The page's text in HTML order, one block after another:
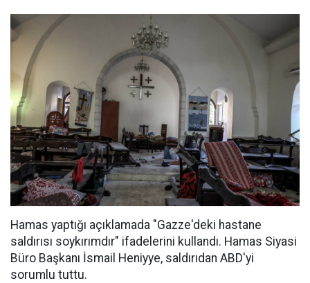
Hamas yaptığı açıklamada "Gazze'deki hastane
saldırısı soykırımdır" ifadelerini kullandı. Hamas Siyasi
Büro Başkanı İsmail Heniyye, saldırıdan ABD'yi
sorumlu tuttu.